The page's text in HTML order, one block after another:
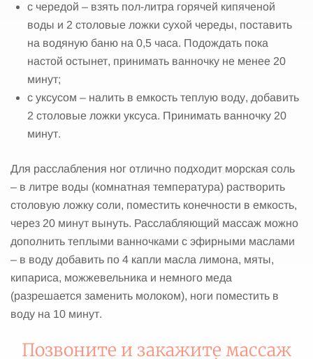
с чередой – взять пол-литра горячей кипяченой
воды и 2 столовые ложки сухой череды, поставить
на водяную баню на 0,5 часа. Подождать пока
настой остынет, принимать ванночку не менее 20
минут;
с уксусом – налить в емкость теплую воду, добавить
2 столовые ложки уксуса. Принимать ванночку 20
минут.
Для расслабления ног отлично подходит морская соль
– в литре воды (комнатная температура) растворить
столовую ложку соли, поместить конечности в емкость,
через 20 минут вынуть. Расслабляющий массаж можно
дополнить теплыми ванночками с эфирными маслами
– в воду добавить по 4 капли масла лимона, мяты,
кипариса, можжевельника и немного меда
(разрешается заменить молоком), ноги поместить в
воду на 10 минут.
Позвоните и закажите массаж